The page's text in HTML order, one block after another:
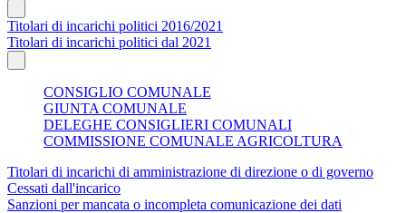
Titolari di incarichi politici 2016/2021
Titolari di incarichi politici dal 2021
CONSIGLIO COMUNALE
GIUNTA COMUNALE
DELEGHE CONSIGLIERI COMUNALI
COMMISSIONE COMUNALE AGRICOLTURA
Titolari di incarichi di amministrazione di direzione o di governo
Cessati dall'incarico
Sanzioni per mancata o incompleta comunicazione dei dati